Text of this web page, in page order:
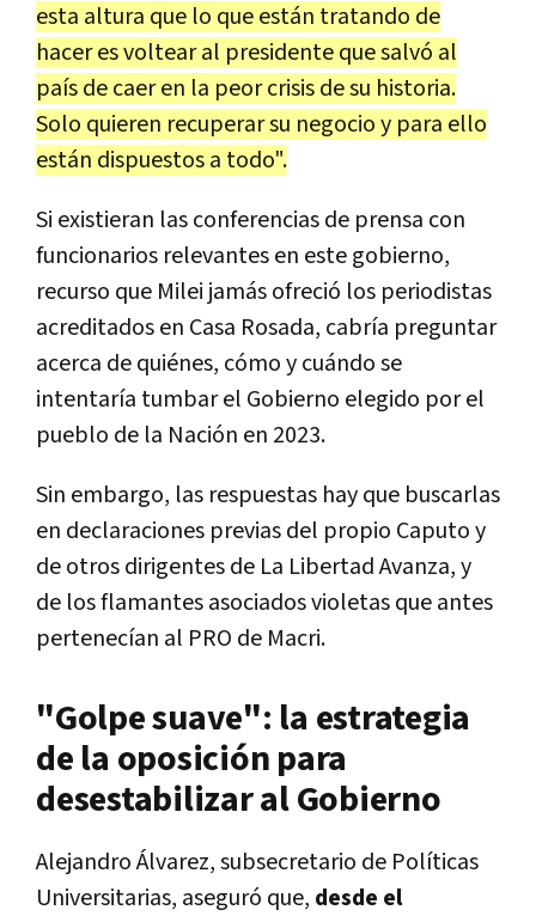
esta altura que lo que están tratando de
hacer es voltear al presidente que salvó al
país de caer en la peor crisis de su historia.
Solo quieren recuperar su negocio y para ello
están dispuestos a todo".
Si existieran las conferencias de prensa con
funcionarios relevantes en este gobierno,
recurso que Milei jamás ofreció los periodistas
acreditados en Casa Rosada, cabría preguntar
acerca de quiénes, cómo y cuándo se
intentaría tumbar el Gobierno elegido por el
pueblo de la Nación en 2023.
Sin embargo, las respuestas hay que buscarlas
en declaraciones previas del propio Caputo y
de otros dirigentes de La Libertad Avanza, y
de los flamantes asociados violetas que antes
pertenecían al PRO de Macri.
"Golpe suave": la estrategia
de la oposición para
desestabilizar al Gobierno
Alejandro Álvarez, subsecretario de Políticas
Universitarias, aseguró que, desde el